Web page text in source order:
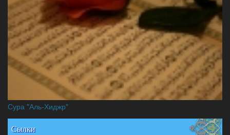
Сура "Аль-Хиджр"
Сылки